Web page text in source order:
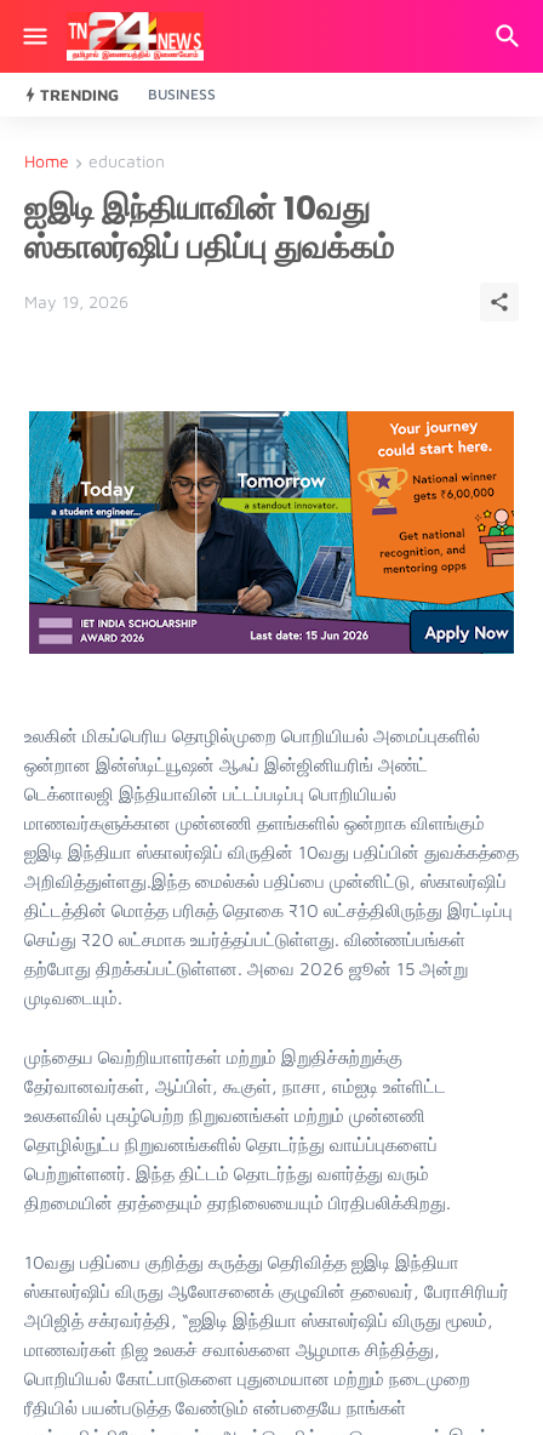
TRENDING BUSINESS
Home education
ஐஇடி இந்தியாவின் 10வது
ஸ்காலர்ஷிப் பதிப்பு துவக்கம்
May 19, 2026
உலகின் மிகப்பெரிய தொழில்முறை பொறியியல் அமைப்புகளில்
ஒன்றான இன்ஸ்டிட்யூஷன் ஆஃப் இன்ஜினியரிங் அண்ட்
டெக்னாலஜி இந்தியாவின் பட்டப்படிப்பு பொறியியல்
மாணவர்களுக்கான முன்னணி தளங்களில் ஒன்றாக விளங்கும்
ஐஇடி இந்தியா ஸ்காலர்ஷிப் விருதின் 10வது பதிப்பின் துவக்கத்தை
அறிவித்துள்ளது.இந்த மைல்கல் பதிப்பை முன்னிட்டு, ஸ்காலர்ஷிப்
திட்டத்தின் மொத்த பரிசுத் தொகை ₹10 லட்சத்திலிருந்து இரட்டிப்பு
செய்து ₹20 லட்சமாக உயர்த்தப்பட்டுள்ளது. விண்ணப்பங்கள்
தற்போது திறக்கப்பட்டுள்ளன. அவை 2026 ஜூன் 15 அன்று
முடிவடையும்.
முந்தைய வெற்றியாளர்கள் மற்றும் இறுதிச்சுற்றுக்கு
தேர்வானவர்கள், ஆப்பிள், கூகுள், நாசா, எம்ஐடி உள்ளிட்ட
உலகளவில் புகழ்பெற்ற நிறுவனங்கள் மற்றும் முன்னணி
தொழில்நுட்ப நிறுவனங்களில் தொடர்ந்து வாய்ப்புகளைப்
பெற்றுள்ளனர். இந்த திட்டம் தொடர்ந்து வளர்த்து வரும்
திறமையின் தரத்தையும் தரநிலையையும் பிரதிபலிக்கிறது.
10வது பதிப்பை குறித்து கருத்து தெரிவித்த ஐஇடி இந்தியா
ஸ்காலர்ஷிப் விருது ஆலோசனைக் குழுவின் தலைவர், பேராசிரியர்
அபிஜித் சக்ரவர்த்தி, “ஐஇடி இந்தியா ஸ்காலர்ஷிப் விருது மூலம்,
மாணவர்கள் நிஜ உலகச் சவால்களை ஆழமாக சிந்தித்து,
பொறியியல் கோட்பாடுகளை புதுமையான மற்றும் நடைமுறை
ரீதியில் பயன்படுத்த வேண்டும் என்பதையே நாங்கள்